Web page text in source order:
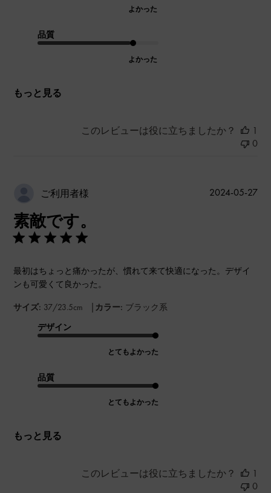
よかった
品質
よかった
もっと見る
このレビューは役に立ちましたか？
1
0
ご利用者様
素敵です。
最初はちょっと痛かったが、慣れて来て快適になった。デザイ
ンも可愛くて良かった。
サイズ: 37/23.5cm | カラー: ブラック系
デザイン
とてもよかった
品質
とてもよかった
もっと見る
公
2024-05-27
このレビューは役に立ちましたか？
1
0